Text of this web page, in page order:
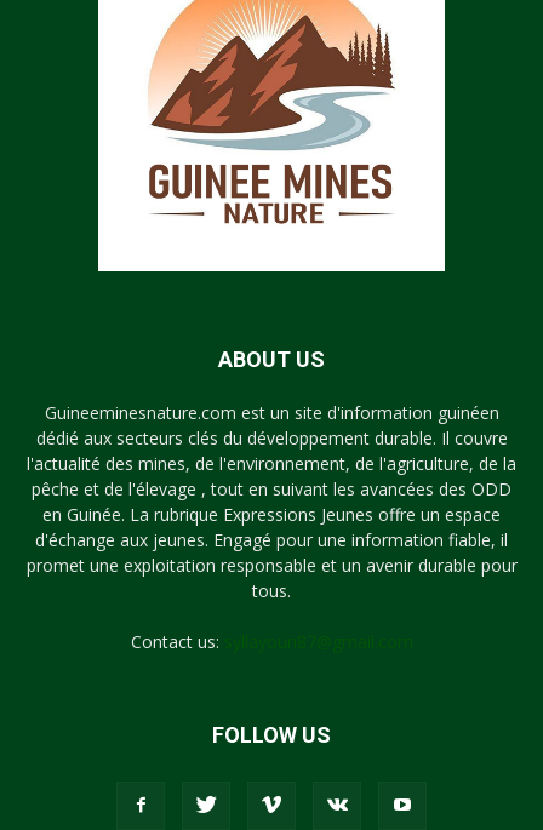
ABOUT US
Guineeminesnature.com est un site d'information guinéen
dédié aux secteurs clés du développement durable. Il couvre
l'actualité des mines, de l'environnement, de l'agriculture, de la
pêche et de l'élevage , tout en suivant les avancées des ODD
en Guinée. La rubrique Expressions Jeunes offre un espace
d'échange aux jeunes. Engagé pour une information fiable, il
promet une exploitation responsable et un avenir durable pour
tous.
Contact us:
FOLLOW US